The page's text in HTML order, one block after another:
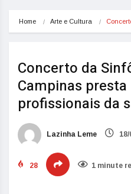
Home Arte e Cultura
Concerto da
Campinas
profissionais da
Lazinha Leme
28 1 minute